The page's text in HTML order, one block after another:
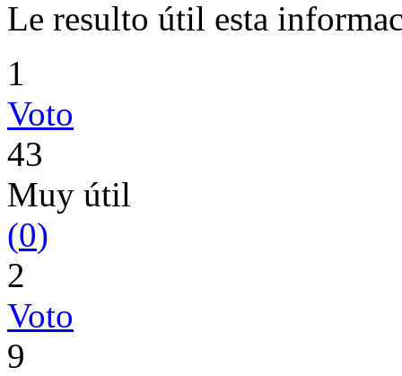
Le resulto útil esta
1
Voto
43
Muy útil
(0)
2
Voto
9